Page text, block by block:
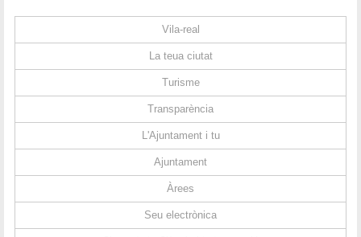
Vila-real
La teua ciutat
Turisme
Transparència
L'Ajuntament i tu
Ajuntament
Àrees
Seu electrònica